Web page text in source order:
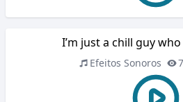
I’m just a chill guy
Efeitos Sonoros